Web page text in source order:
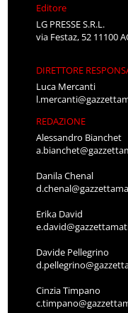
Editore
LG PRESSE S.R.L.
via Festaz, 52 11100
DIRETTORE
Luca Mercanti
REDAZIONE
Alessandro Bianchet
Danila Chenal
Erika David
Davide Pellegrino
Cinzia Timpano